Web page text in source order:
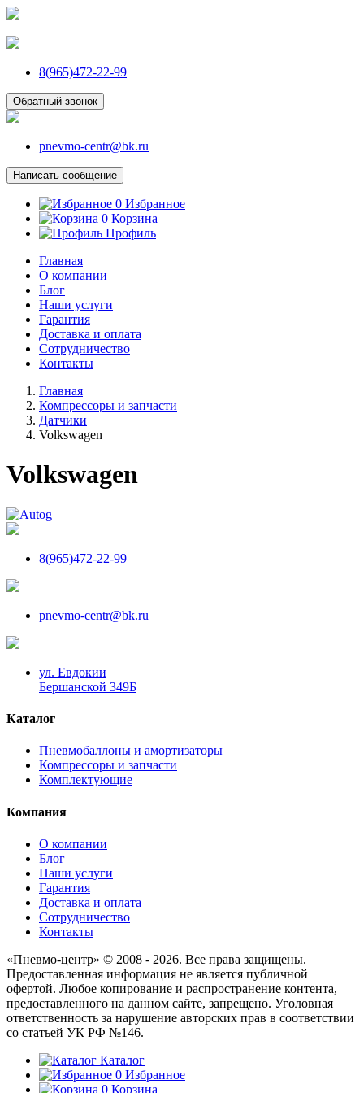
8(965)472-22-99
Обратный звонок
pnevmo-centr@bk.ru
Написать сообщение
0 Избранное
0 Корзина
Профиль
Главная
О компании
Блог
Наши услуги
Гарантия
Доставка и оплата
Сотрудничество
Контакты
Главная
Компрессоры и запчасти
Датчики
Volkswagen
Volkswagen
8(965)472-22-99
pnevmo-centr@bk.ru
ул. Евдокии
Бершанской 349Б
Каталог
Пневмобаллоны и амортизаторы
Компрессоры и запчасти
Комплектующие
Компания
О компании
Блог
Наши услуги
Гарантия
Доставка и оплата
Сотрудничество
Контакты
«Пневмо-центр» © 2008 - 2026. Все права защищены.
Предоставленная информация не является публичной
офертой. Любое копирование и распространение контента,
предоставленного на данном сайте, запрещено. Уголовная
ответственность за нарушение авторских прав в соответствии
со статьей УК РФ №146.
Каталог
0 Избранное
0 Корзина